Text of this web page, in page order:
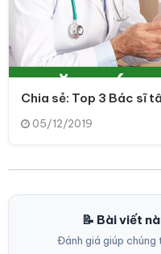
Chia sẻ: Top 3 Bác sĩ
05/12/2019
📝 Bài viết
Đánh giá giúp chúng